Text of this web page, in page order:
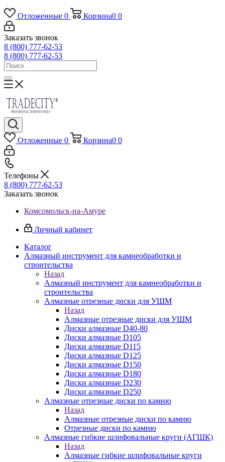
Отложенные 0 Корзина0 0
Заказать звонок
8 (800) 777-62-53
8 (800) 777-62-53
Отложенные 0 Корзина0 0
Телефоны
8 (800) 777-62-53
Заказать звонок
Комсомольск-на-Амуре
Личный кабинет
Каталог
Алмазный инструмент для камнеобработки и
строительства
Назад
Алмазный инструмент для камнеобработки и
строительства
Алмазные отрезные диски для УШМ
Назад
Алмазные отрезные диски для УШМ
Диски алмазные D40-80
Диски алмазные D105
Диски алмазные D115
Диски алмазные D125
Диски алмазные D150
Диски алмазные D180
Диски алмазные D230
Диски алмазные D250
Алмазные отрезные диски по камню
Назад
Алмазные отрезные диски по камню
Отрезные диски по камню
Алмазные гибкие шлифовальные круги (АГШК)
Назад
Алмазные гибкие шлифовальные круги